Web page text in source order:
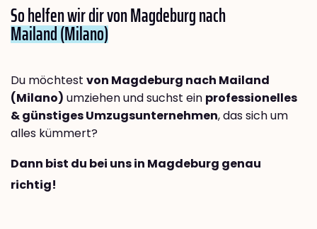
So helfen wir dir von Magdeburg nach
Mailand (Milano)
Du möchtest von Magdeburg nach Mailand
(Milano) umziehen und suchst ein professionelles
& günstiges Umzugsunternehmen, das sich um
alles kümmert?
Dann bist du bei uns in Magdeburg genau
richtig!